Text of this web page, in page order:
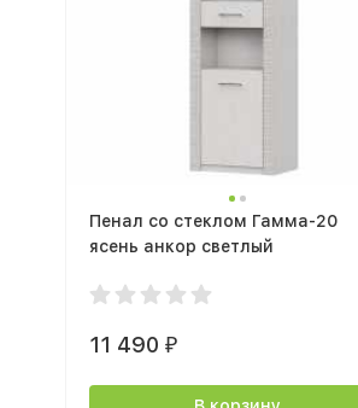
Пенал со стеклом Гамма-20
ясень анкор светлый
11 490 ₽